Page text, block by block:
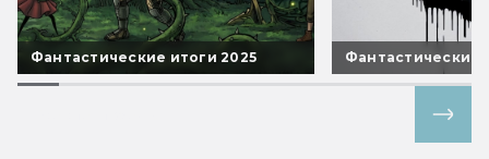
Фантастические итоги 2025 Фантастические